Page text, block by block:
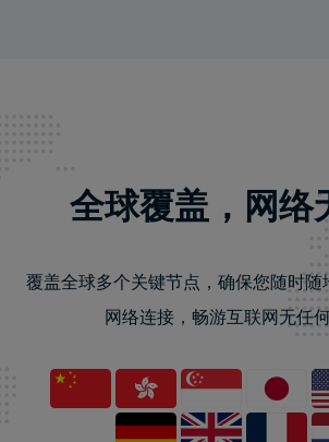
全球覆盖，网络
覆盖全球多个关键节点，确保您随时随
网络连接，畅游互联网无任何